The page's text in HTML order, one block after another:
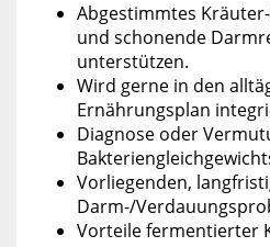
Abgestimmtes
und schonende
unterstützen.
Wird gerne in den
Ernährungsplan
Diagnose oder
Vorliegenden,
Darm-/
Vorteile fermentierter